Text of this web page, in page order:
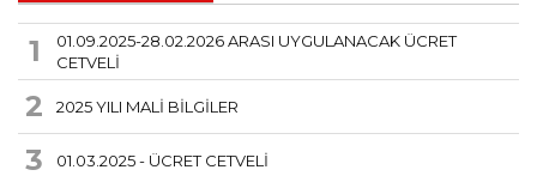
1
01.09.2025-28.02.2026 ARASI UYGULANACAK ÜCRET
CETVELİ
2 2025 YILI MALİ BİLGİLER
3 01.03.2025 - ÜCRET CETVELİ